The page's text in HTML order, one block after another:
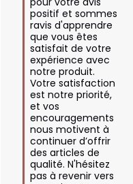
positif et sommes
ravis d'apprendre
que vous êtes
satisfait de votre
expérience avec
notre produit.
Votre satisfaction
est notre priorité,
et vos
encouragements
nous motivent à
continuer d’offrir
des articles de
qualité. N'hésitez
pas à revenir vers